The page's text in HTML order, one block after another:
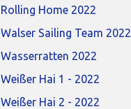
Rolling Home 2022
Walser Sailing Team 2022
Wasserratten 2022
Weißer Hai 1 - 2022
Weißer Hai 2 - 2022